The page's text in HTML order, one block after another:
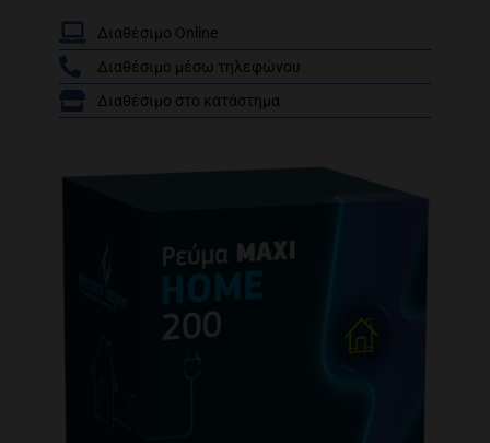
/
Διαθέσιμο Online
Διαθέσιμο μέσω τηλεφώνου
Διαθέσιμο στο κατάστημα